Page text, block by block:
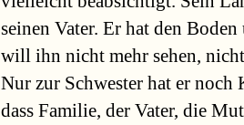
seinen Vater. Er hat den
will ihn nicht mehr sehen,
Nur zur Schwester hat er
dass Familie, der Vater, die